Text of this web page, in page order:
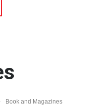
Book and Magazines